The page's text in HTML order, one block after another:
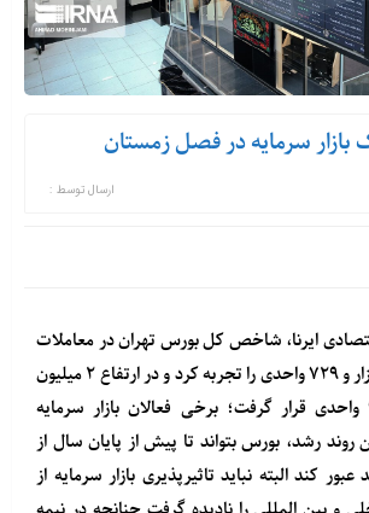
سرمایه در فصل زمستان
ارسال توسط :
ایرنا، شاخص کل بورس تهران در معاملات
۱۵ دی ماه رشد ۶۱ هزار و ۷۲۹ واحدی را تجربه کرد و در ارتفاع ۲ میلیون
و ۸۴۹‌ هزار و ۹۴۰ واحدی قرار گرفت؛ برخی فعالان بازار سرمایه
روند رشد، بورس بتواند تا پیش از پایان سال از
کند البته نباید تاثیرپذیری بازار سرمایه از